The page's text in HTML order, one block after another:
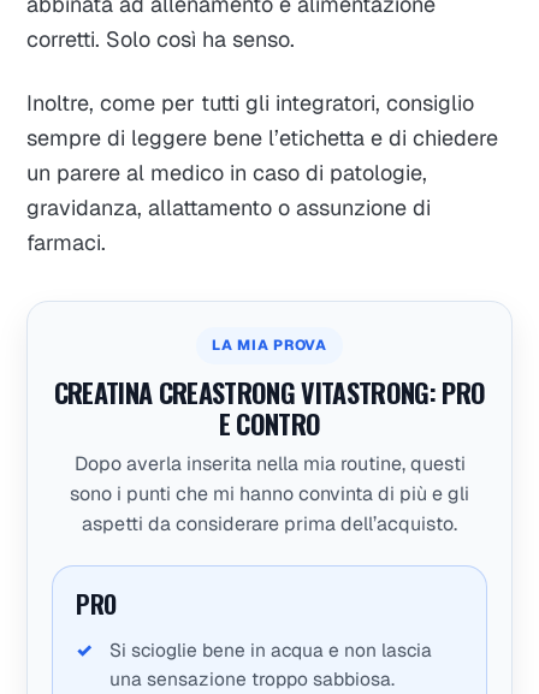
corretti. Solo così ha senso.
Inoltre, come per tutti gli integratori, consiglio
sempre di leggere bene l’etichetta e di chiedere
un parere al medico in caso di patologie,
gravidanza, allattamento o assunzione di
farmaci.
LA MIA PROVA
CREATINA CREASTRONG VITASTRONG: PRO
E CONTRO
Dopo averla inserita nella mia routine, questi
sono i punti che mi hanno convinta di più e gli
aspetti da considerare prima dell’acquisto.
PRO
Si scioglie bene in acqua e non lascia
una sensazione troppo sabbiosa.